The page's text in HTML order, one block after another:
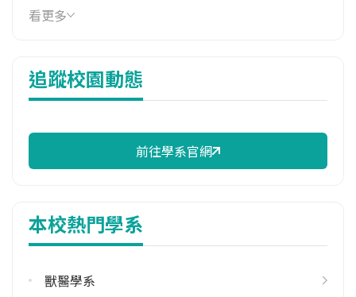
114年學費
17,003 元/學期
10,649 元/學期
114年註冊率
113學年度下學期
修輔系人數
113學年度上學期
看更多
追蹤校園動態
前往學系官網
本校熱門學系
獸醫學系